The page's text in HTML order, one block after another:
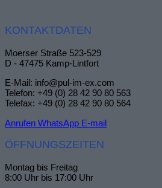
KONTAKTDATEN
Moerser Straße 523-529
D - 47475 Kamp-Lintfort
E-Mail: info@pul-im-ex.com
Telefon: +49 (0) 28 42 90 80 563
Telefax: +49 (0) 28 42 90 80 564
Anrufen WhatsApp E-mail
ÖFFNUNGSZEITEN
Montag bis Freitag
8:00 Uhr bis 17:00 Uhr